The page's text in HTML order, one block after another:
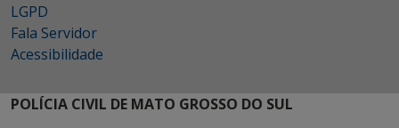
LGPD
Fala Servidor
Acessibilidade
POLÍCIA CIVIL DE MATO GROSSO DO SUL